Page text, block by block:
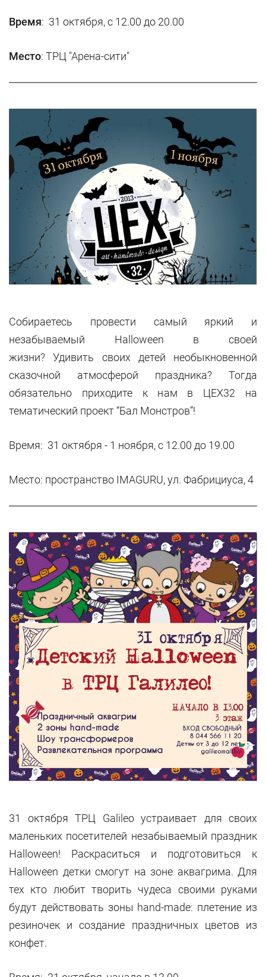
Время: 31 октября, с 12.00 до 20.00
Место: ТРЦ "Арена-сити"
Собираетесь провести самый яркий и
незабываемый Halloween в своей
жизни? Удивить своих детей необыкновенной
сказочной атмосферой праздника? Тогда
обязательно приходите к нам в ЦЕХ32 на
тематический проект “Бал Монстров”!
Время: 31 октября - 1 ноября, с 12.00 до 19.00
Место: пространство IMAGURU, ул. Фабрициуса, 4
31 октября ТРЦ Galileo устраивает для своих
маленьких посетителей незабываемый праздник
Halloween! Раскраситься и подготовиться к
Halloween детки смогут на зоне аквагрима. Для
тех кто любит творить чудеса своими руками
будут действовать зоны hand-made: плетение из
резиночек и создание праздничных цветов из
конфет.